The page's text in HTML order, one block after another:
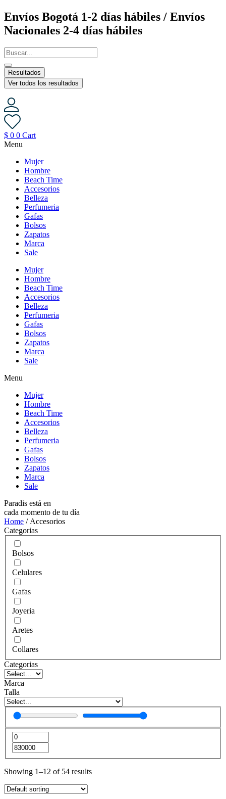
Saltar
al
contenido
Envíos Bogotá 1-2 días hábiles / Envíos
Nacionales 2-4 días hábiles
Resultados
Ver todos los resultados
$ 0 0 Cart
Menu
Mujer
Hombre
Beach Time
Accesorios
Belleza
Perfumeria
Gafas
Bolsos
Zapatos
Marca
Sale
Mujer
Hombre
Beach Time
Accesorios
Belleza
Perfumeria
Gafas
Bolsos
Zapatos
Marca
Sale
Menu
Mujer
Hombre
Beach Time
Accesorios
Belleza
Perfumeria
Gafas
Bolsos
Zapatos
Marca
Sale
Paradis está en
cada momento de tu día
Home / Accesorios
Categorias
Bolsos
Celulares
Gafas
Joyeria
Aretes
Collares
Categorias
Marca
Talla
Showing 1–12 of 54 results